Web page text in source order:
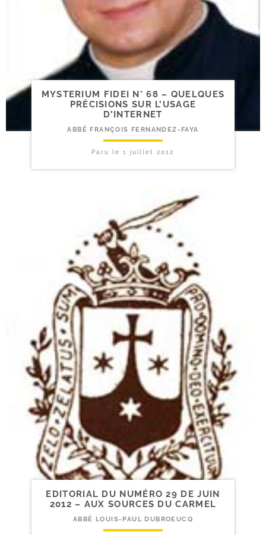
MYSTERIUM FIDEI N° 68 – QUELQUES
PRÉCISIONS SUR L’USAGE
D’INTERNET
ABBÉ FRANÇOIS FERNANDEZ-FAYA
Paru le1 juillet 2012
EDITORIAL DU NUMÉRO 29 DE JUIN
2012 – AUX SOURCES DU CARMEL
ABBÉ LOUIS-PAUL DUBROEUCQ